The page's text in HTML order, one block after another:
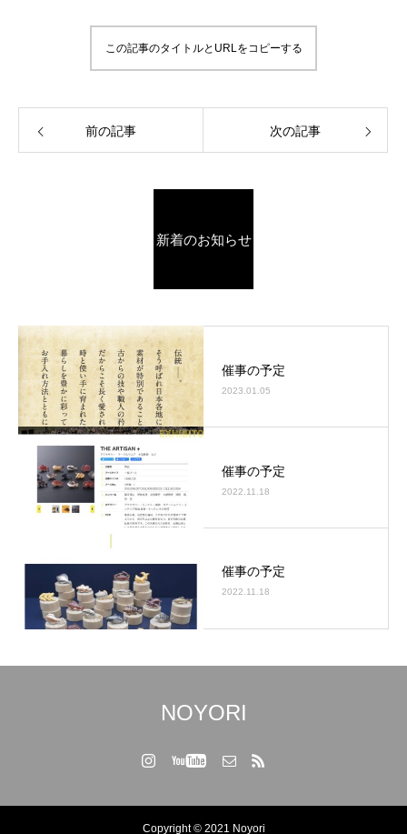
この記事のタイトルとURLをコピーする
前の記事 次の記事
新着のお知らせ
催事の予定
2023.01.05
催事の予定
2022.11.18
催事の予定
2022.11.18
NOYORI
Copyright © 2021 Noyori